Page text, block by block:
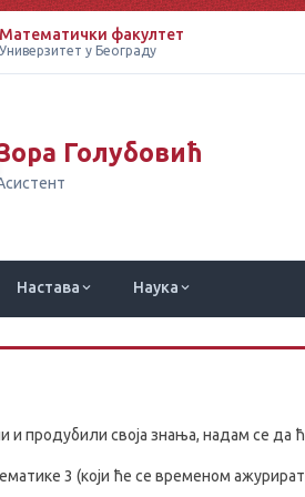
Математички факултет
Универзитет у Београду
Голубовић
Настава Наука
и продубили своја знања, надам се да
3 (који ће се временом